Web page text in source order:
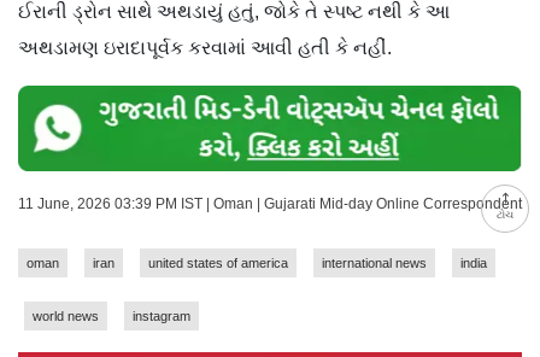
ટોચ
ઈરાની ડ્રોન સાથે અથડાયું હતું, જોકે તે સ્પષ્ટ નથી કે આ
અથડામણ ઇરાદાપૂર્વક કરવામાં આવી હતી કે નહીં.
11 June, 2026 03:39 PM IST | Oman | Gujarati Mid-day Online Correspondent
oman iran united states of america international news india
world news instagram